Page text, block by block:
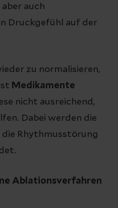
aber auch
Druckgefühl auf der
zu normalisieren,
Medikamente
nicht ausreichend,
Dabei werden die
die Rhythmusstörung
Ablationsverfahren